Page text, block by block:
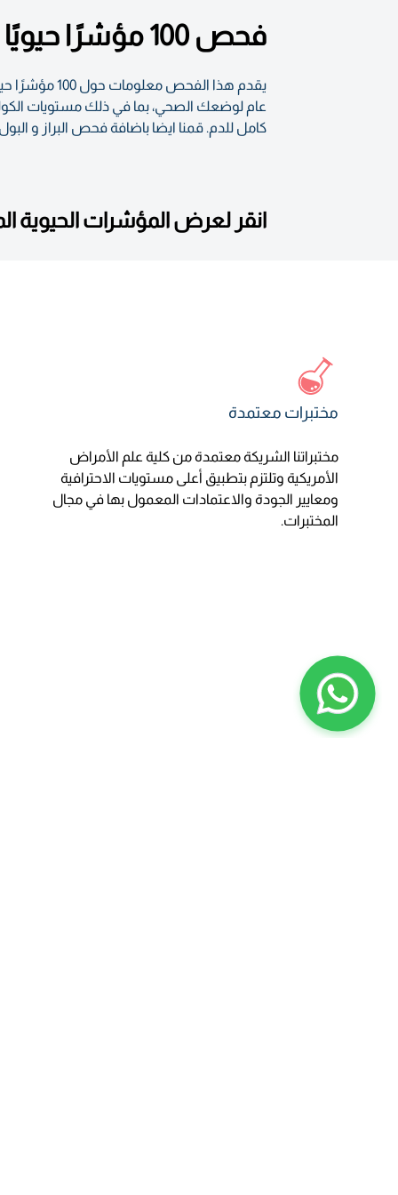
فحص 100 مؤشرًا حيويًا أساسيًا لتقييم صحتك العامة
يقدم هذا
كامل للدم. قمنا ايضا باضافة فحص البراز و
انقر لعرض المؤشرات الحيوية
مختبرات معتمدة
مختبراتنا الشريكة معتمدة من كلية علم الأمراض
الأمريكية وتلتزم بتطبيق أعلى مستويات الاحترافية
ومعايير الجودة والاعتمادات المعمول بها في مجال
المختبرات.